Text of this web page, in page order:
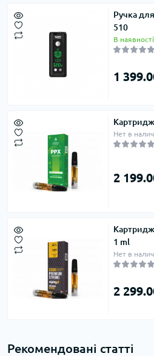
Ручка
510
В наявності
1
Нет в
2
1 ml
Нет в
2
Рекомендовані статті